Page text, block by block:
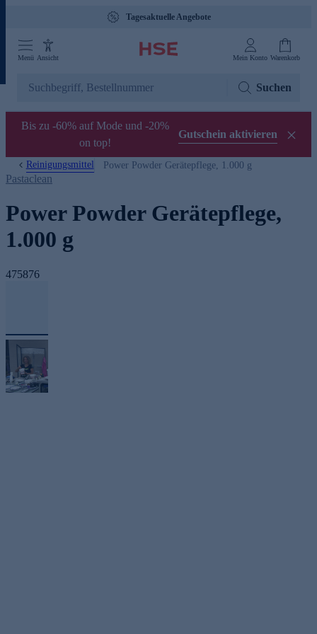
Tagesaktuelle Angebote
Menü Ansicht Mein Konto Warenkorb
Suchen
Bis zu -60% auf Mode und -20%
on top!
Gutschein aktivieren
Reinigungsmittel Power Powder Gerätepflege, 1.000 g
Pastaclean
Power Powder Gerätepflege,
1.000 g
475876